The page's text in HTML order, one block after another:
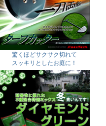
驚くほどサクサク切れて
スッキリとしたお庭に！